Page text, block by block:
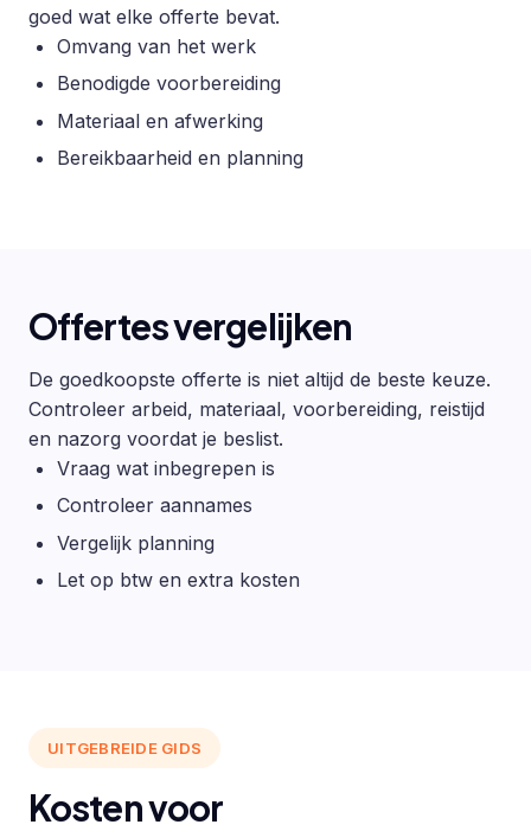
goed wat elke offerte bevat.
Omvang van het werk
Benodigde voorbereiding
Materiaal en afwerking
Bereikbaarheid en planning
Offertes vergelijken
De goedkoopste offerte is niet altijd de beste keuze.
Controleer arbeid, materiaal, voorbereiding, reistijd
en nazorg voordat je beslist.
Vraag wat inbegrepen is
Controleer aannames
Vergelijk planning
Let op btw en extra kosten
UITGEBREIDE GIDS
Kosten voor